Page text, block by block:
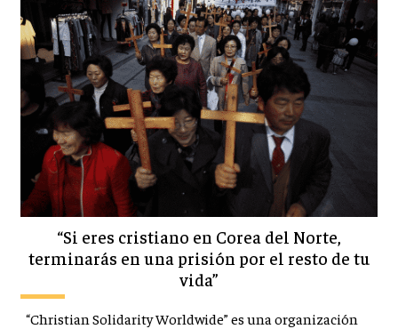
“Si eres cristiano en Corea del Norte,
terminarás en una prisión por el resto de tu
vida”
“Christian Solidarity Worldwide” es una organización